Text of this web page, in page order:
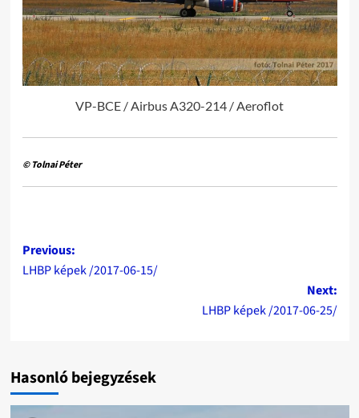
VP-BCE / Airbus A320-214 / Aeroflot
© Tolnai Péter
Post
navigation
Previous:
LHBP képek /2017-06-15/
Next:
LHBP képek /2017-06-25/
Hasonló bejegyzések